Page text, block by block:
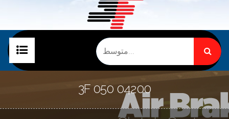
الشركة
3F 050 04200